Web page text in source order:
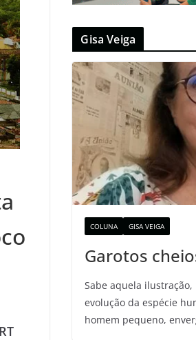
Gisa Veiga
COLUNA GISA VEIGA
Garotos
Sabe aquela
evolução da espécie
homem pequeno,